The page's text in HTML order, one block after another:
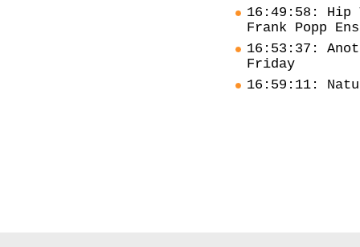
16:49:58: Hip
Frank Popp
16:53:37:
Friday
16:59:11: